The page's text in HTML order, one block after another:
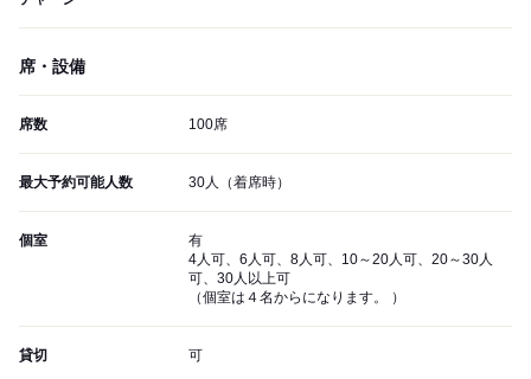
席・設備
席数 100席
最大予約可能人数 30人（着席時）
個室
有
4人可、6人可、8人可、10～20人可、20～30人
可、30人以上可
（個室は４名からになります。 ）
貸切 可